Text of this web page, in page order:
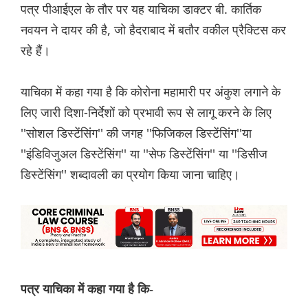
पत्र पीआईएल के तौर पर यह याचिका डाक्टर बी. कार्तिक
नवयन ने दायर की है, जो हैदराबाद में बतौर वकील प्रैक्टिस कर
रहे हैं।
याचिका में कहा गया है कि कोरोना महामारी पर अंकुश लगाने के
लिए जारी दिशा-निर्देशों को प्रभावी रूप से लागू करने के लिए
''सोशल डिस्टेंसिंग'' की जगह ''फिजिकल डिस्टेंसिंग''या
''इंडिविजुअल डिस्टेंसिंग'' या ''सेफ डिस्टेंसिंग'' या ''डिसीज
डिस्टेंसिंग'' शब्दावली का प्रयोग किया जाना चाहिए।
पत्र याचिका में कहा गया है कि-